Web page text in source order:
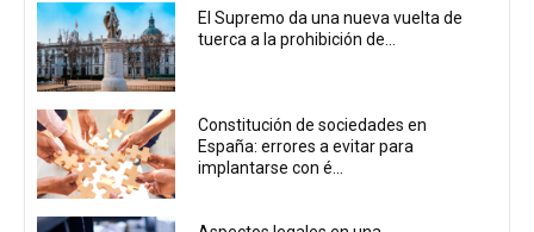
El Supremo da una nueva vuelta de
tuerca a la prohibición de...
Constitución de sociedades en
España: errores a evitar para
implantarse con é...